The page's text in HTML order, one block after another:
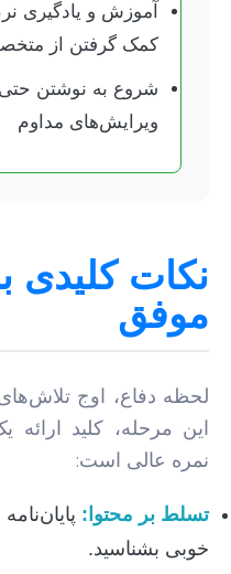
آموزش و یادگیری
کمک گرفتن از
شروع به نوشتن
ویرایش‌های مداوم
نکات کلیدی
موفق
لحظه دفاع، اوج
این مرحله، کلید ارائه
نمره عالی است:
تسلط بر محتوا: پایان‌نامه
خوبی بشناسید.